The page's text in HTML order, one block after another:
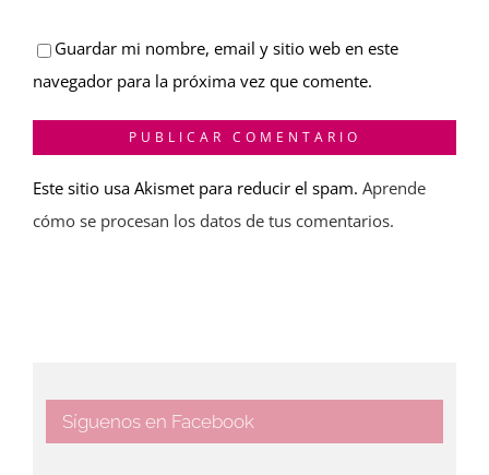
Guardar mi nombre, email y sitio web en este
navegador para la próxima vez que comente.
Este sitio usa Akismet para reducir el spam. Aprende
cómo se procesan los datos de tus comentarios.
Síguenos en Facebook